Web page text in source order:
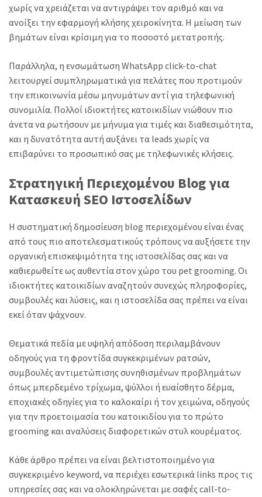
χωρίς να χρειάζεται να αντιγράψει τον αριθμό και να
ανοίξει την εφαρμογή κλήσης χειροκίνητα. Η μείωση των
βημάτων είναι κρίσιμη για το ποσοστό μετατροπής.
Παράλληλα, η ενσωμάτωση WhatsApp click-to-chat
λειτουργεί συμπληρωματικά για πελάτες που προτιμούν
την επικοινωνία μέσω μηνυμάτων αντί για τηλεφωνική
συνομιλία. Πολλοί ιδιοκτήτες κατοικιδίων νιώθουν πιο
άνετα να ρωτήσουν με μήνυμα για τιμές και διαθεσιμότητα,
και η δυνατότητα αυτή αυξάνει τα leads χωρίς να
επιβαρύνει το προσωπικό σας με τηλεφωνικές κλήσεις.
Στρατηγική Περιεχομένου Blog για
Κατασκευή SEO Ιστοσελίδων
Η συστηματική δημοσίευση blog περιεχομένου είναι ένας
από τους πιο αποτελεσματικούς τρόπους να αυξήσετε την
οργανική επισκεψιμότητα της ιστοσελίδας σας και να
καθιερωθείτε ως αυθεντία στον χώρο του pet grooming. Οι
ιδιοκτήτες κατοικιδίων αναζητούν συνεχώς πληροφορίες,
συμβουλές και λύσεις, και η ιστοσελίδα σας πρέπει να είναι
εκεί όταν ψάχνουν.
Θεματικά πεδία με υψηλή απόδοση περιλαμβάνουν
οδηγούς για τη φροντίδα συγκεκριμένων ρατσών,
συμβουλές αντιμετώπισης συνηθισμένων προβλημάτων
όπως μπερδεμένο τρίχωμα, ψύλλοι ή ευαίσθητο δέρμα,
εποχιακές οδηγίες για το καλοκαίρι ή τον χειμώνα, οδηγούς
για την προετοιμασία του κατοικιδίου για το πρώτο
grooming και αναλύσεις διαφορετικών στυλ κουρέματος.
Κάθε άρθρο πρέπει να είναι βελτιστοποιημένο για
συγκεκριμένο keyword, να περιέχει εσωτερικά links προς τις
υπηρεσίες σας και να ολοκληρώνεται με σαφές call-to-